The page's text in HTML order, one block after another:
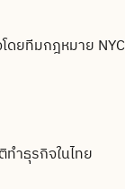
ดยทีมกฎหมาย NYC
ำธุรกิจในไทย